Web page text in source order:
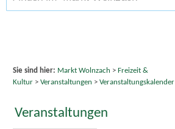
Sie sind hier: Markt Wolnzach > Freizeit &
Kultur> Veranstaltungen > Veranstaltungskalender
Veranstaltungen